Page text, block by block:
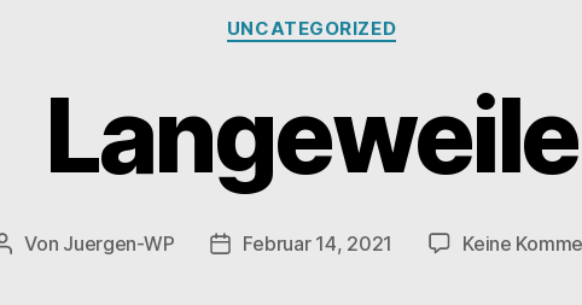
Kategorien
UNCATEGORIZED
Langeweile
Beitragsautor
Von Juergen-WP Veröffentlichungsdatum
Februar 14, 2021 Keine